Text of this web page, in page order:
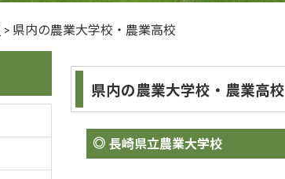
> 県内の農業大学校・農業高校
県内の農業大学校・農業高校
長崎県立農業大学校